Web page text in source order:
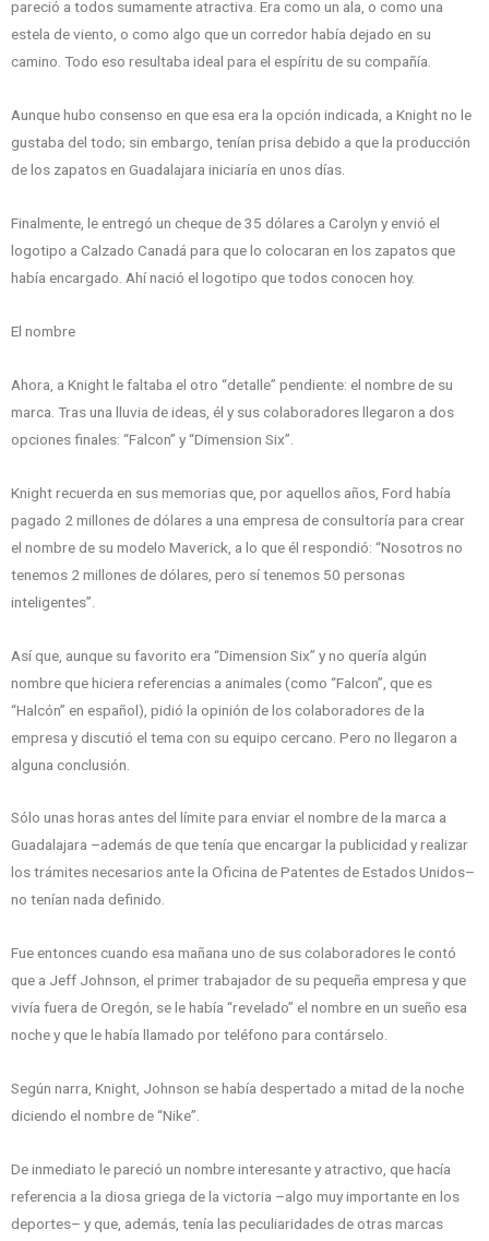
pareció a todos sumamente atractiva. Era como un ala, o como una
estela de viento, o como algo que un corredor había dejado en su
camino. Todo eso resultaba ideal para el espíritu de su compañía.
Aunque hubo consenso en que esa era la opción indicada, a Knight no le
gustaba del todo; sin embargo, tenían prisa debido a que la producción
de los zapatos en Guadalajara iniciaría en unos días.
Finalmente, le entregó un cheque de 35 dólares a Carolyn y envió el
logotipo a Calzado Canadá para que lo colocaran en los zapatos que
había encargado. Ahí nació el logotipo que todos conocen hoy.
El nombre
Ahora, a Knight le faltaba el otro “detalle” pendiente: el nombre de su
marca. Tras una lluvia de ideas, él y sus colaboradores llegaron a dos
opciones finales: “Falcon” y “Dimension Six”.
Knight recuerda en sus memorias que, por aquellos años, Ford había
pagado 2 millones de dólares a una empresa de consultoría para crear
el nombre de su modelo Maverick, a lo que él respondió: “Nosotros no
tenemos 2 millones de dólares, pero sí tenemos 50 personas
inteligentes”.
Así que, aunque su favorito era “Dimension Six” y no quería algún
nombre que hiciera referencias a animales (como “Falcon”, que es
“Halcón” en español), pidió la opinión de los colaboradores de la
empresa y discutió el tema con su equipo cercano. Pero no llegaron a
alguna conclusión.
Sólo unas horas antes del límite para enviar el nombre de la marca a
Guadalajara –además de que tenía que encargar la publicidad y realizar
los trámites necesarios ante la Oficina de Patentes de Estados Unidos–
no tenían nada definido.
Fue entonces cuando esa mañana uno de sus colaboradores le contó
que a Jeff Johnson, el primer trabajador de su pequeña empresa y que
vivía fuera de Oregón, se le había “revelado” el nombre en un sueño esa
noche y que le había llamado por teléfono para contárselo.
Según narra, Knight, Johnson se había despertado a mitad de la noche
diciendo el nombre de “Nike”.
De inmediato le pareció un nombre interesante y atractivo, que hacía
referencia a la diosa griega de la victoria –algo muy importante en los
deportes– y que, además, tenía las peculiaridades de otras marcas